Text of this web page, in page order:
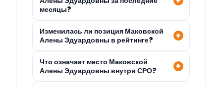
месяцы?
Изменилась ли позиция Маковской
Алены Эдуардовны в рейтинге?
Что означает место Маковской
Алены Эдуардовны внутри СРО?